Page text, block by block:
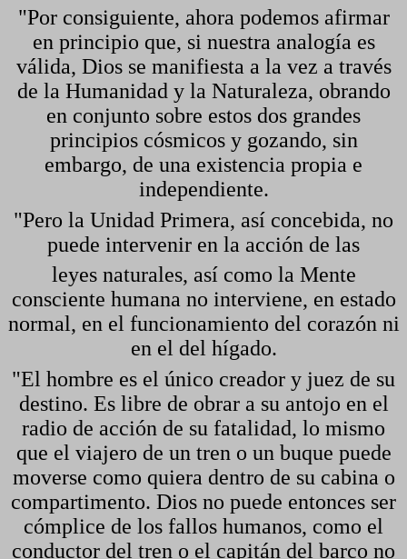
"Por consiguiente, ahora podemos afirmar
en principio que, si nuestra analogía es
válida, Dios se manifiesta a la vez a través
de la Humanidad y la Naturaleza, obrando
en conjunto sobre estos dos grandes
principios cósmicos y gozando, sin
embargo, de una existencia propia e
independiente.
"Pero la Unidad Primera, así concebida, no
puede intervenir en la acción de las
leyes naturales, así como la Mente
consciente humana no interviene, en estado
normal, en el funcionamiento del corazón ni
en el del hígado.
"El hombre es el único creador y juez de su
destino. Es libre de obrar a su antojo en el
radio de acción de su fatalidad, lo mismo
que el viajero de un tren o un buque puede
moverse como quiera dentro de su cabina o
compartimento. Dios no puede entonces ser
cómplice de los fallos humanos, como el
conductor del tren o el capitán del barco no